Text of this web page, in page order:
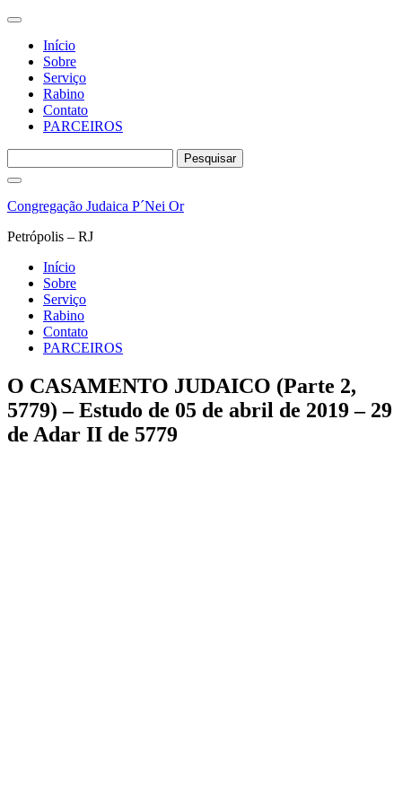
Início
Sobre
Serviço
Rabino
Contato
PARCEIROS
por:
Pular
o
Congregação Judaica P´Nei Or
Petrópolis – RJ
Início
Sobre
Serviço
Rabino
Contato
PARCEIROS
O CASAMENTO JUDAICO (Parte 2,
5779) – Estudo de 05 de abril de 2019 – 29
de Adar II de 5779